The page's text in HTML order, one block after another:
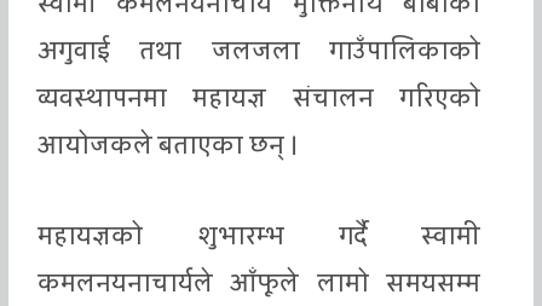
अगुवाई तथा जलजला गाउँपालिकाको
व्यवस्थापनमा महायज्ञ संचालन गरिएको
आयोजकले बताएका छन् ।
महायज्ञको शुभारम्भ गर्दै स्वामी
कमलनयनाचार्यले आँफूले लामो समयसम्म